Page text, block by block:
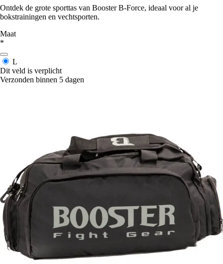
Ontdek de grote sporttas van Booster B-Force, ideaal voor al je
bokstrainingen en vechtsporten.
Maat
*
L
Dit veld is verplicht
Verzonden binnen 5 dagen